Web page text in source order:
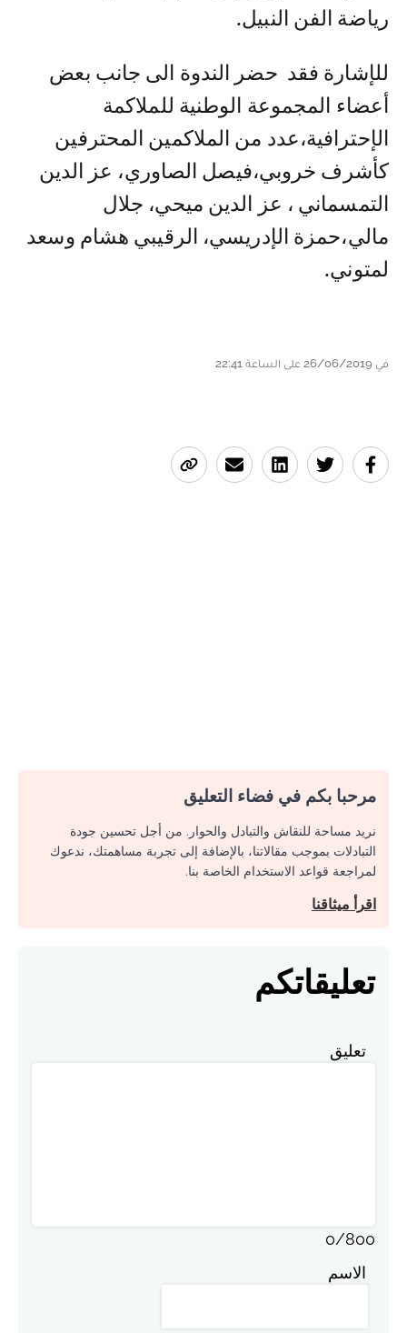
رياضة الفن النبيل.
للإشارة فقد حضر الندوة الى جانب بعض
أعضاء المجموعة الوطنية للملاكمة
الإحترافية،عدد من الملاكمين المحترفين
كأشرف خروبي،فيصل الصاوري، عز الدين
التمسماني ، عز الدين ميحي، جلال
مالي،حمزة الإدريسي، الرقيبي هشام وسعد
لمتوني.
في 26/06/2019 على الساعة 22:41
مرحبا بكم في فضاء التعليق
نريد مساحة للنقاش والتبادل والحوار. من أجل تحسين جودة
التبادلات بموجب مقالاتنا، بالإضافة إلى تجربة مساهمتك، ندعوك
لمراجعة قواعد الاستخدام الخاصة بنا.
اقرأ ميثاقنا
تعليقاتكم
تعليق
0/800
الاسم